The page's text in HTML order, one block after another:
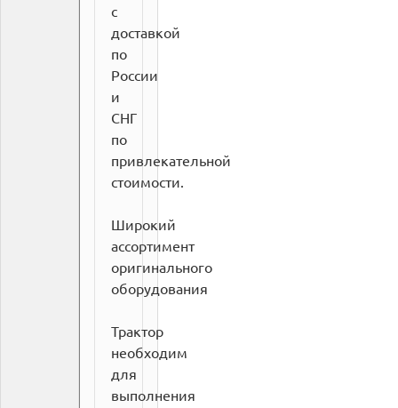
с
доставкой
по
России
и
СНГ
по
привлекательной
стоимости.
Широкий
ассортимент
оригинального
оборудования
Трактор
необходим
для
выполнения